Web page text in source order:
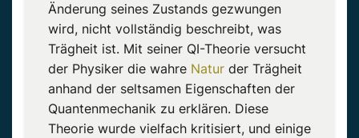
Änderung seines Zustands gezwungen
wird, nicht vollständig beschreibt, was
Trägheit ist. Mit seiner QI-Theorie versucht
der Physiker die wahre Natur der Trägheit
anhand der seltsamen Eigenschaften der
Quantenmechanik zu erklären. Diese
Theorie wurde vielfach kritisiert, und einige